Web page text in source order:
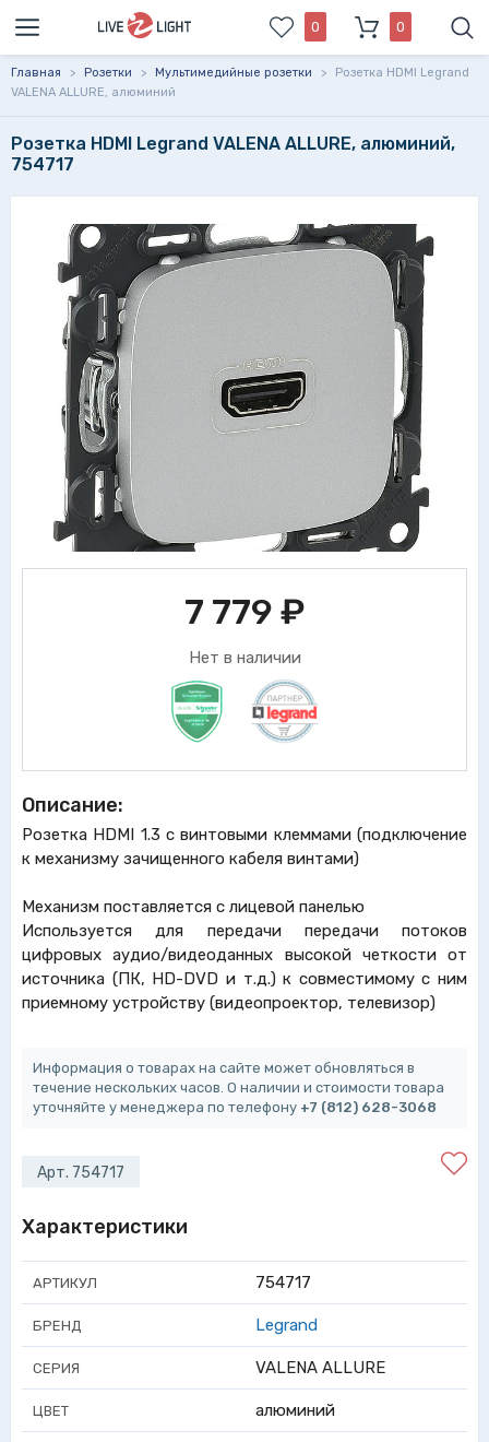
0 0
Главная > Розетки > Мультимедийные розетки >
Розетка HDMI Legrand
VALENA ALLURE, алюминий
Розетка HDMI Legrand VALENA ALLURE, алюминий,
754717
7 779 ₽
Нет в наличии
Описание:
Розетка HDMI 1.3 с винтовыми клеммами (подключение
к механизму зачищенного кабеля винтами)
Механизм поставляется с лицевой панелью
Используется для передачи передачи потоков
цифровых аудио/видеоданных высокой четкости от
источника (ПК, HD-DVD и т.д.) к совместимому с ним
приемному устройству (видеопроектор, телевизор)
Информация о товарах на сайте может обновляться в
течение нескольких часов. О наличии и стоимости товара
уточняйте у менеджера по телефону +7 (812) 628-3068
Арт. 754717
Характеристики
АРТИКУЛ 754717
БРЕНД Legrand
СЕРИЯ VALENA ALLURE
ЦВЕТ алюминий